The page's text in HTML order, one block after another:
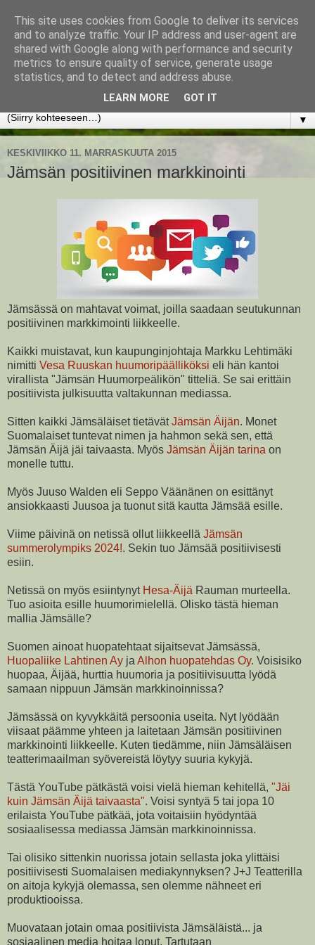
www.jyrkikokko.fi
Uusi Suunta - Jokainen hetki tarjoaa tilaisuuden muuttaa
▼
KESKIVIIKKO 11. MARRASKUUTA 2015
Jämsän positiivinen markkinointi
Jämsässä on mahtavat voimat, joilla saadaan seutukunnan
positiivinen markkimointi liikkeelle.
Kaikki muistavat, kun kaupunginjohtaja Markku Lehtimäki
nimitti Vesa Ruuskan huumoripäälliköksi eli hän kantoi
virallista "Jämsän Huumorpeälikön" titteliä. Se sai erittäin
positiivista julkisuutta valtakunnan mediassa.
Sitten kaikki Jämsäläiset tietävätJämsän Äijän. Monet
Suomalaiset tuntevat nimen ja hahmon sekä sen, että
Jämsän Äijä jäi taivaasta. Myös Jämsän Äijän tarina on
monelle tuttu.
Myös Juuso Walden eli Seppo Väänänen on esittänyt
ansiokkaasti Juusoa ja tuonut sitä kautta Jämsää esille.
Viime päivinä on netissä ollut liikkeellä Jämsän
summerolympiks 2024!. Sekin tuo Jämsää positiivisesti
esiin.
Netissä on myös esiintynyt Hesa-Äijä Rauman murteella.
Tuo asioita esille huumorimielellä. Olisko tästä hieman
mallia Jämsälle?
Suomen ainoat huopatehtaat sijaitsevat Jämsässä,
Huopaliike Lahtinen Ay ja Alhon huopatehdas Oy. Voisisiko
huopaa, Äijää, hurttia huumoria ja positiivisuutta lyödä
samaan nippuun Jämsän markkinoinnissa?
Jämsässä on kyvykkäitä persoonia useita. Nyt lyödään
viisaat päämme yhteen ja laitetaan Jämsän positiivinen
markkinointi liikkeelle. Kuten tiedämme, niin Jämsäläisen
teatterimaailman syövereistä löytyy suuria kykyjä.
Tästä YouTube pätkästä voisi vielä hieman kehitellä, "Jäi
kuin Jämsän Äijä taivaasta". Voisi syntyä 5 tai jopa 10
erilaista YouTube pätkää, jota voitaisiin hyödyntää
sosiaalisessa mediassa Jämsän markkinoinnissa.
Tai olisiko sittenkin nuorissa jotain sellasta joka ylittäisi
positiivisesti Suomalaisen mediakynnyksen? J+J Teatterilla
on aitoja kykyjä olemassa, sen olemme nähneet eri
produktiooissa.
Muovataan jotain omaa positiivista Jämsäläistä... ja
sosiaalinen media hoitaa loput. Tartutaan
This site uses cookies from Google to deliver its services
and to analyze traffic. Your IP address and user-agent are
shared with Google along with performance and security
metrics to ensure quality of service, generate usage
statistics, and to detect and address abuse.
LEARN MORE GOT IT